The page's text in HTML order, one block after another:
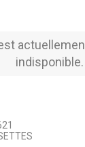
indisponible.